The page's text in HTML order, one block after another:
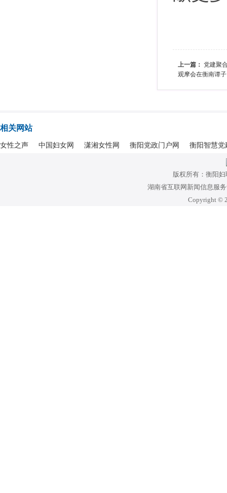
上一篇： 党建聚
观摩会在衡南谭
相关网站
女性之声 中国妇女网 潇湘女性网 衡阳党政门户网 衡阳智慧党
版权所有：衡阳妇
湖南省互联网新闻信息服
Copyright ©